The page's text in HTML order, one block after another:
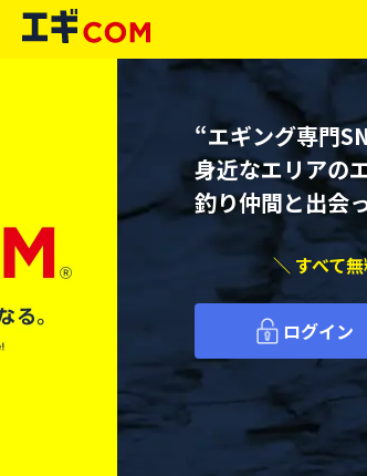
“エギング専門
身近なエリアの
釣り仲間と出会
＼ すべて
ログイン